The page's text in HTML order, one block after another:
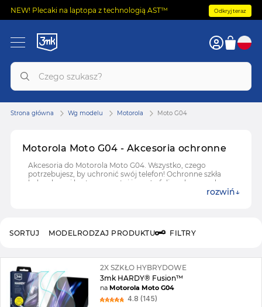
NEW! Plecaki na laptopa z technologią AST™ Odkryj teraz
Motorola Moto G04 - Akcesoria ochronne
Akcesoria do Motorola Moto G04. Wszystko, czego
potrzebujesz, by uchronić swój telefon! Ochronne szkła
hybrydowe i hartowane, etui i case'y, folie ochronne do
rozwiń
Strona główna Wg modelu Motorola Moto G04
MODELRODZAJ PRODUKTU FILTRY
SORTUJ
2X SZKŁO HYBRYDOWE
3mk HARDY® Fusion™
naMotorola Moto G04
4.8 (145)